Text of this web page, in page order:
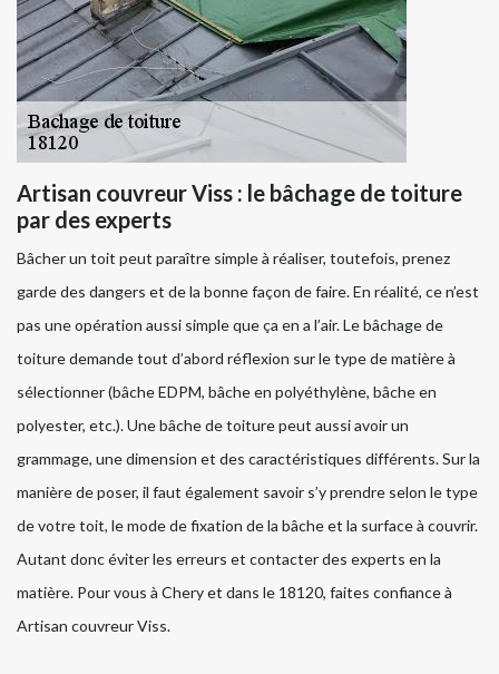
Artisan couvreur Viss : le bâchage de toiture
par des experts
Bâcher un toit peut paraître simple à réaliser, toutefois, prenez
garde des dangers et de la bonne façon de faire. En réalité, ce n’est
pas une opération aussi simple que ça en a l’air. Le bâchage de
toiture demande tout d’abord réflexion sur le type de matière à
sélectionner (bâche EDPM, bâche en polyéthylène, bâche en
polyester, etc.). Une bâche de toiture peut aussi avoir un
grammage, une dimension et des caractéristiques différents. Sur la
manière de poser, il faut également savoir s’y prendre selon le type
de votre toit, le mode de fixation de la bâche et la surface à couvrir.
Autant donc éviter les erreurs et contacter des experts en la
matière. Pour vous à Chery et dans le 18120, faites confiance à
Artisan couvreur Viss.